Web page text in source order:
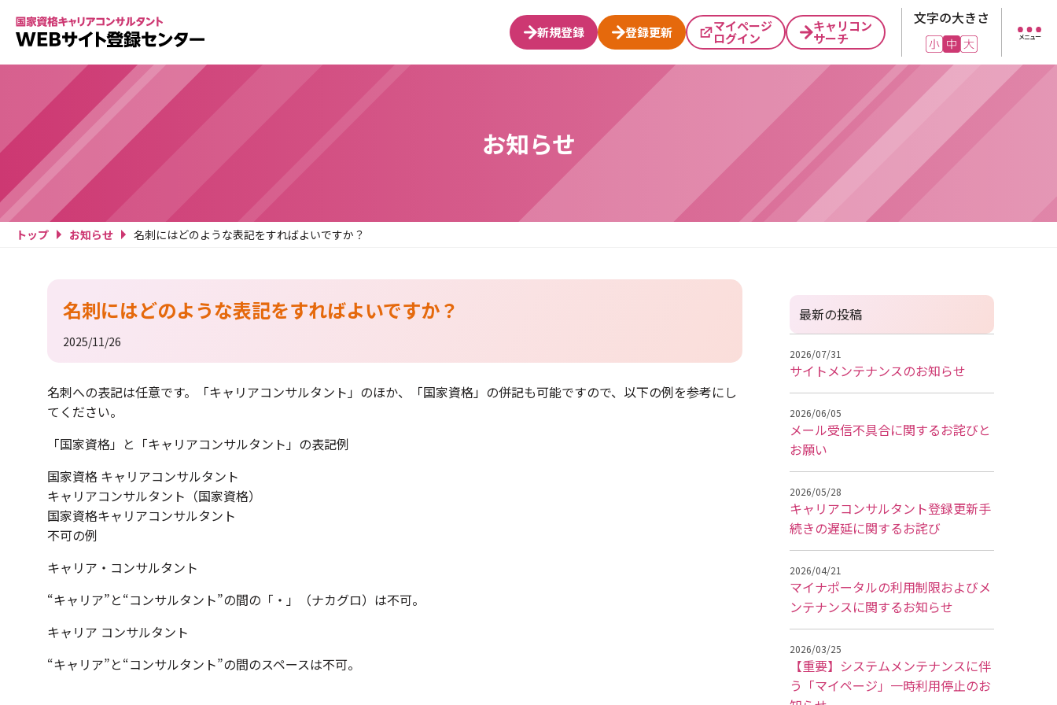
新規登録 登録更新 マイページ
ログイン
キャリコン
サーチ
文字の大きさ
メニュー
お知らせ
トップ お知らせ 名刺にはどのような表記をすればよいですか？
名刺にはどのような表記をすればよいですか？
2025/11/26
名刺への表記は任意です。「キャリアコンサルタント」のほか、「国家資格」の併記も可能ですので、以下の例を参考にし
てください。
「国家資格」と「キャリアコンサルタント」の表記例
国家資格 キャリアコンサルタント
キャリアコンサルタント（国家資格）
国家資格キャリアコンサルタント
不可の例
キャリア・コンサルタント
“キャリア”と“コンサルタント”の間の「・」（ナカグロ）は不可。
キャリア コンサルタント
“キャリア”と“コンサルタント”の間のスペースは不可。
最新の投稿
2026/07/31
サイトメンテナンスのお知らせ
2026/06/05
メール受信不具合に関するお詫びと
お願い
2026/05/28
キャリアコンサルタント登録更新手
続きの遅延に関するお詫び
2026/04/21
マイナポータルの利用制限およびメ
ンテナンスに関するお知らせ
2026/03/25
【重要】システムメンテナンスに伴
う「マイページ」一時利用停止のお